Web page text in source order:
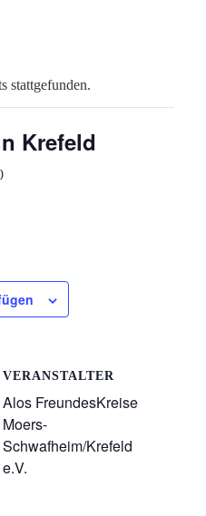
stattgefunden.
Krefeld
VERANSTALTER
Alos FreundesKreise
Moers-
Schwafheim/Krefeld
e.V.